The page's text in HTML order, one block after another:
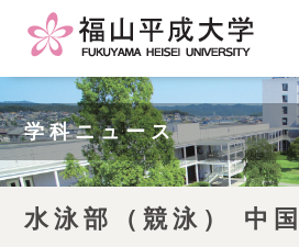
学科ニュース
水泳部（競泳） 中